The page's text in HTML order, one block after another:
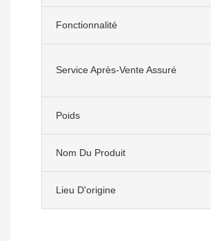
Fonctionnalité
Service Après-Vente Assuré
Poids
Nom Du Produit
Lieu D'origine